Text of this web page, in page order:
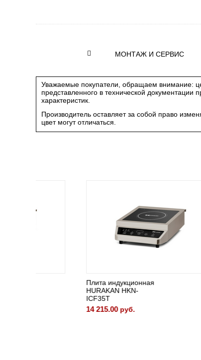
МОНТАЖ И СЕРВИС
Уважаемые покупатели, обращаем внимание:
представленного в технической
характеристик.
Производитель оставляет за собой право
цвет могут отличаться.
Плита индукционная
HURAKAN HKN-
руб.